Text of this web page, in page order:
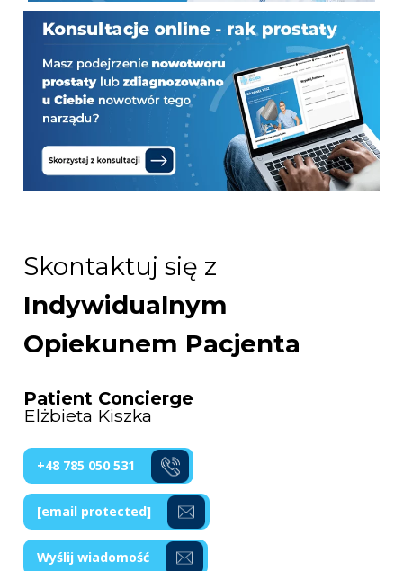
Skontaktuj się z
Indywidualnym
Opiekunem Pacjenta
Patient Concierge
Elżbieta Kiszka
+48 785 050 531
[email protected]
Wyślij wiadomość